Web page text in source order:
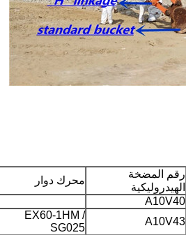
رقم المضخة
الهيدروليكية
محرك دوار
A10V40
A10V43
EX60-1HM /
SG025